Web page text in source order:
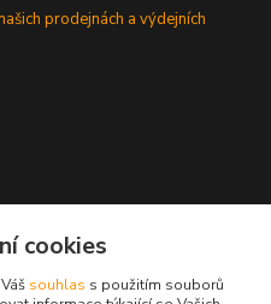
prodejnách a výdejních
cookies
souhlas s použitím souborů